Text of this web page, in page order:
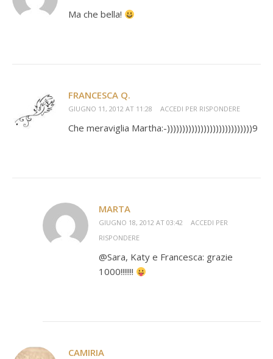
Ma che bella!
FRANCESCA Q.
GIUGNO 11, 2012 AT 11:28 ACCEDI PER RISPONDERE
Che meraviglia Martha:-))))))))))))))))))))))))))))9
MARTA
GIUGNO 18, 2012 AT 03:42
ACCEDI PER
RISPONDERE
@Sara, Katy e Francesca: grazie
1000!!!!!!!
CAMIRIA